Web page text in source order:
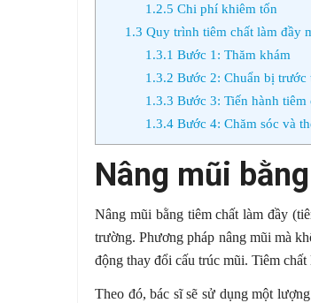
1.2.5 Chi phí khiêm tốn
1.3 Quy trình tiêm chất làm đầy
1.3.1 Bước 1: Thăm khám
1.3.2 Bước 2: Chuẩn bị
1.3.3 Bước 3: Tiến hành
1.3.4Bước 4: Chăm sóc và
Nâng mũi
Nâng mũi bằng tiêm chất làm đầy
trường. Phương pháp nâng mũi mà
động thay đổi cấu trúc mũi. Tiêm
Theo đó, bác sĩ sẽ sử dụng một